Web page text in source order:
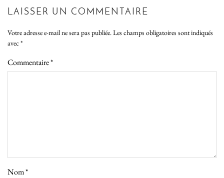
LAISSER UN COMMENTAIRE
Votre adresse e-mail ne sera pas publiée.Les champs obligatoires sont indiqués
avec *
Commentaire*
Nom*